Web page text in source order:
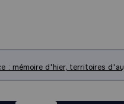
: mémoire d'hier, territoires